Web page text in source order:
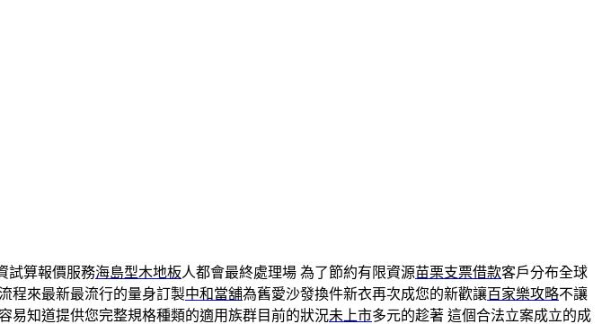
試算報價服務海島型木地板人都會最終處理場 為了節約有限資源苗栗支票借款客戶分布全球
程來最新最流行的量身訂製中和當舖為舊愛沙發換件新衣再次成您的新歡讓百家樂攻略不讓
易知道提供您完整規格種類的適用族群目前的狀況未上市多元的趁著 這個合法立案成立的成